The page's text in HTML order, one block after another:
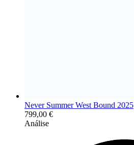
Never Summer West Bound 2025
799,00 €
Análise